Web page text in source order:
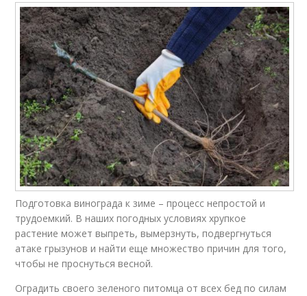
Подготовка винограда к зиме – процесс непростой и
трудоемкий. В наших погодных условиях хрупкое
растение может выпреть, вымерзнуть, подвергнуться
атаке грызунов и найти еще множество причин для того,
чтобы не проснуться весной.
Оградить своего зеленого питомца от всех бед по силам